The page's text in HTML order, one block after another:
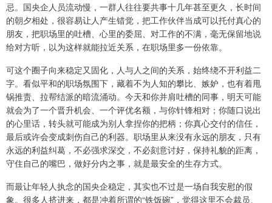
忌。国央企人员流动慢，一群人往往要共事十几年甚至更久，长时间
的朝夕相处，很容易让人产生错觉，把工作伙伴当成可以托付真心的
朋友，把职场里的吐槽、心里的委屈、对工作的不满，毫无保留地说
给对方听，以为这样就能拉近关系，在职场里多一份依靠。
可这个圈子向来稳定又固化，人与人之间的关系，始终绕不开利益二
字。看似平和的职场氛围下，藏着不为人知的攀比、嫉妒，也有着甩
锅推责、拉帮结派的暗流涌动。今天和你并肩吐槽的同事，明天可能
就会为了一个晋升机会、一个评优名额，与你针锋相对；你随口说出
的心里话，转头就可能成为别人拿捏你的把柄；你真心交付的信任，
最后或许会变成刺伤自己的利器。职场里从来没有永远的朋友，只有
永远的利益纠葛，不必强求深交，不必刻意讨好，保持礼貌的距离，
守住自己的嘴巴，做好分内之事，就是最安全的生存方式。
而最让年轻人执念的国央企稳定，其实也不过是一场自我安慰的假
象。很多人挤进来，都是冲着所谓的“铁饭碗”，觉得这里不会裁员、